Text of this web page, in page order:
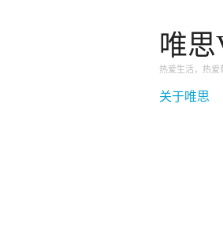
唯
热爱生活，热爱
关于唯思